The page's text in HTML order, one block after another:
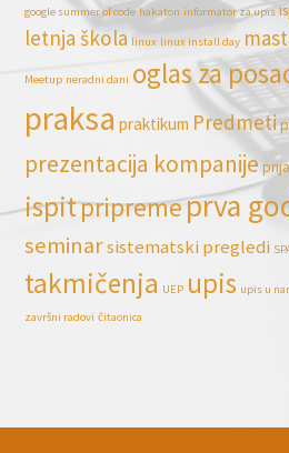
google summer of code hakaton informator za upis
letnja škola linux linux install day
Meetup neradni dani oglas za
praksa praktikum Predmeti
prezentacija kompanije
ispitpripremeprva
seminarsistematski pregledi
takmičenja UEP upis upis u
završni radovi čitaonica